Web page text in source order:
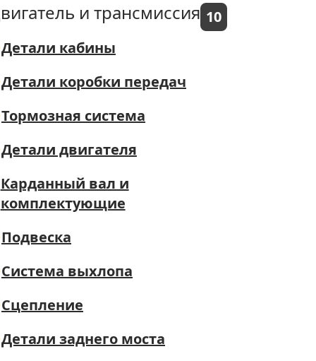
и трансмиссия 10
Детали кабины
Детали коробки передач
Тормозная система
Детали двигателя
Карданный вал и
комплектующие
Подвеска
Система выхлопа
Сцепление
Детали заднего моста